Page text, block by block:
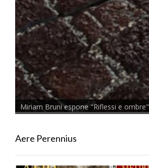
Miriam Bruni espone "Riflessi e ombre"
Aere Perennius